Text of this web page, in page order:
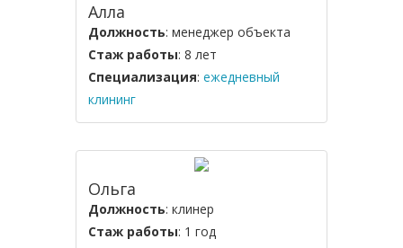
Алла
Должность: менеджер объекта
Стаж работы: 8 лет
Специализация: ежедневный
клининг
Ольга
Должность: клинер
Стаж работы: 1 год